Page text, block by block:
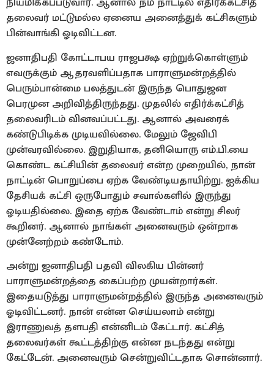
தலைவர் மட்டுமல்ல ஏனைய அனைத்துக் கட்சிகளும்
பின்வாங்கி ஓடிவிட்டன.
ஜனாதிபதி கோட்டாபய ராஜபக்ஷ ஏற்றுக்கொள்ளும்
எவருக்கும் ஆதரவளிப்பதாக பாராளுமன்றத்தில்
பெரும்பான்மை பலத்துடன் இருந்த பொதுஜன
பெரமுன அறிவித்திருந்தது. முதலில் எதிர்க்கட்சித்
தலைவரிடம் வினவப்பட்டது. ஆனால் அவரைக்
கண்டுபிடிக்க முடியவில்லை. மேலும் ஜேவிபி
முன்வரவில்லை. இறுதியாக, தனியொரு எம்.பி.யை
கொண்ட கட்சியின் தலைவர் என்ற முறையில், நான்
நாட்டின் பொறுப்பை ஏற்க வேண்டியதாயிற்று. ஐக்கிய
தேசியக் கட்சி ஒருபோதும் சவால்களில் இருந்து
ஓடியதில்லை. இதை ஏற்க வேண்டாம் என்று சிலர்
கூறினர். ஆனால் நாங்கள் அனைவரும் ஒன்றாக
முன்னேற்றம் கண்டோம்.
அன்று ஜனாதிபதி பதவி விலகிய பின்னர்
பாராளுமன்றத்தை கைப்பற்ற முயன்றார்கள்.
இதையடுத்து பாராளுமன்றத்தில் இருந்த அனைவரும்
ஓடிவிட்டனர். நான் என்ன செய்யலாம் என்று
இராணுவத் தளபதி என்னிடம் கேட்டார். கட்சித்
தலைவர்கள் கூட்டத்திற்கு என்ன நடந்தது என்று
கேட்டேன். அனைவரும் சென்றுவிட்டதாக சொன்னார்.